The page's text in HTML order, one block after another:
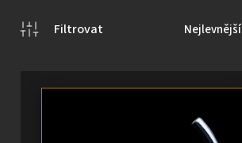
Nejlevnější
Abecedně